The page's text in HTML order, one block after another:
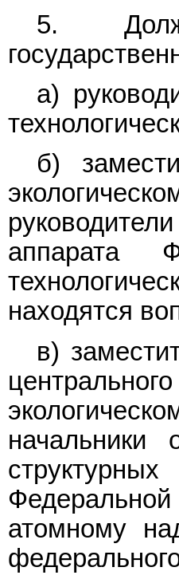
5.
а)
б)
аппарата
находятся
в)
начальники
Федеральной
атомному